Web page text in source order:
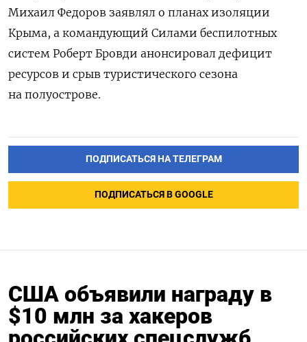
Михаил Федоров заявлял о планах изоляции
Крыма, а командующий Силами беспилотных
систем Роберт Бровди анонсировал дефицит
ресурсов и срыв туристического сезона
на полуострове.
ПОДПИСАТЬСЯ НА ТЕЛЕГРАМ
ПОДПИСАТЬСЯ В GOOGLE
США объявили награду в
$10 млн за хакеров